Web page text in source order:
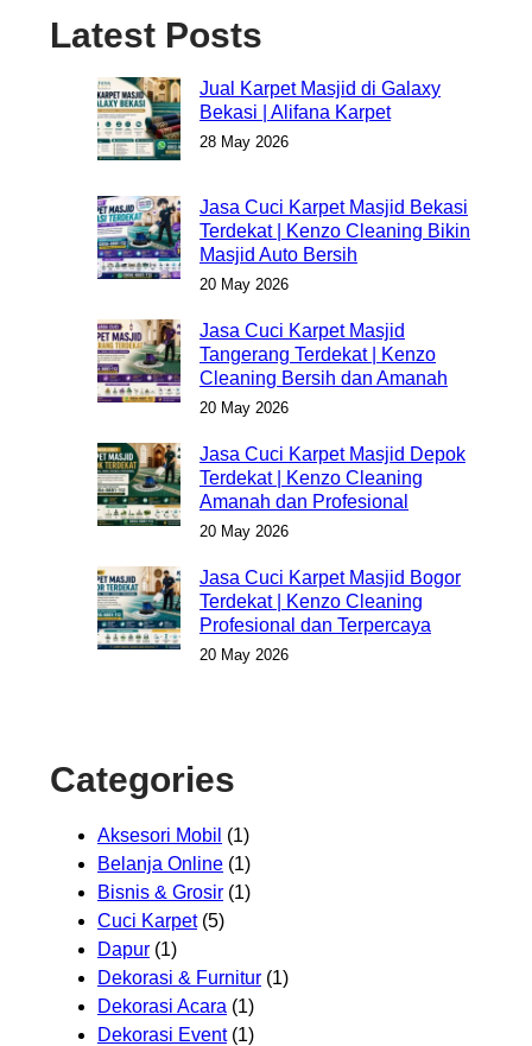
Latest Posts
Jual Karpet Masjid di Galaxy
Bekasi | Alifana Karpet
28 May 2026
Jasa Cuci Karpet Masjid Bekasi
Terdekat | Kenzo Cleaning Bikin
Masjid Auto Bersih
20 May 2026
Jasa Cuci Karpet Masjid
Tangerang Terdekat | Kenzo
Cleaning Bersih dan Amanah
20 May 2026
Jasa Cuci Karpet Masjid Depok
Terdekat | Kenzo Cleaning
Amanah dan Profesional
20 May 2026
Jasa Cuci Karpet Masjid Bogor
Terdekat | Kenzo Cleaning
Profesional dan Terpercaya
20 May 2026
Categories
Aksesori Mobil (1)
Belanja Online (1)
Bisnis & Grosir (1)
Cuci Karpet(5)
Dapur (1)
Dekorasi & Furnitur (1)
Dekorasi Acara (1)
Dekorasi Event(1)